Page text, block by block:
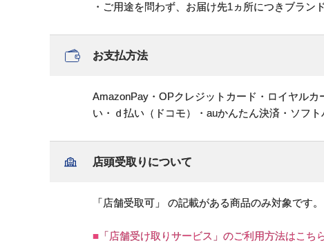
・ご用途を問わず、お届け先1ヵ所につきブラン
お支払方法
AmazonPay・OPクレジットカード・ロイヤル
い・ｄ払い（ドコモ）・auかんたん決済・ソフ
店頭受取りについて
「店舗受取可」 の記載がある商品のみ対象です。
■「店舗受け取りサービス」のご利用方法はこちら